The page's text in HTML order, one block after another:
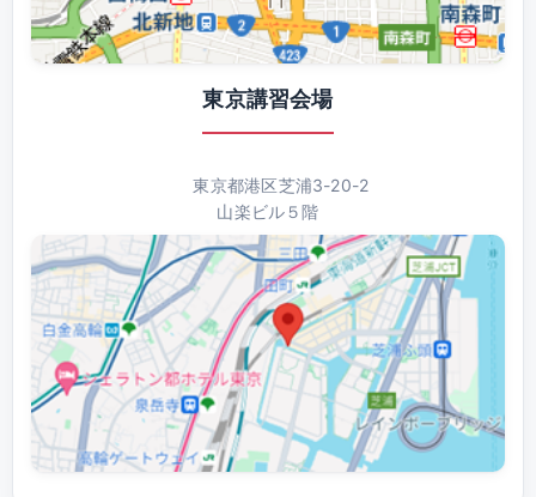
東京講習会場
東京都港区芝浦3-20-2
山楽ビル５階